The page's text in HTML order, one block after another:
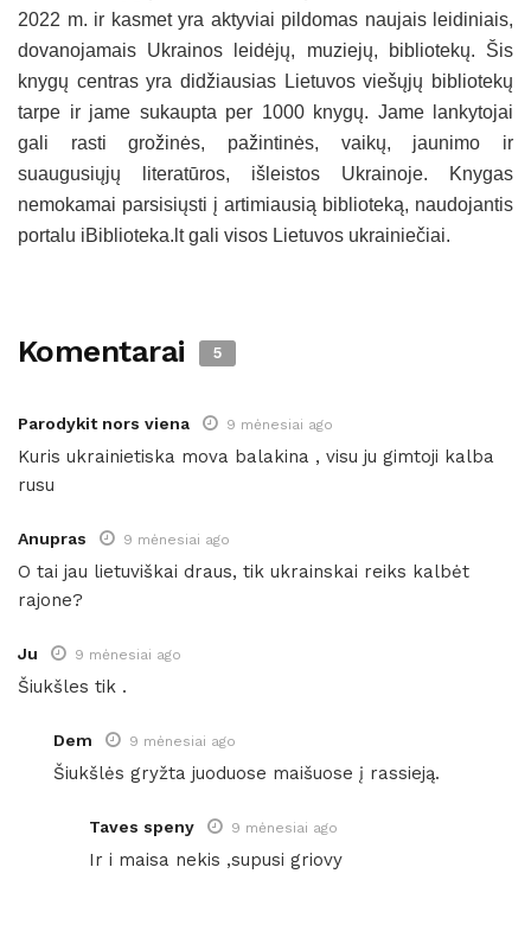
2022 m. ir kasmet yra aktyviai pildomas naujais leidiniais,
dovanojamais Ukrainos leidėjų, muziejų, bibliotekų. Šis
knygų centras yra didžiausias Lietuvos viešųjų bibliotekų
tarpe ir jame sukaupta per 1000 knygų. Jame lankytojai
gali rasti grožinės, pažintinės, vaikų, jaunimo ir
suaugusiųjų literatūros, išleistos Ukrainoje. Knygas
nemokamai parsisiųsti į artimiausią biblioteką, naudojantis
portalu iBiblioteka.lt gali visos Lietuvos ukrainiečiai.
Komentarai 5
Parodykit nors viena 9 mėnesiai ago
Kuris ukrainietiska mova balakina , visu ju gimtoji kalba
rusu
Anupras 9 mėnesiai ago
O tai jau lietuviškai draus, tik ukrainskai reiks kalbėt
rajone?
Ju 9 mėnesiai ago
Šiukšles tik .
Dem 9 mėnesiai ago
Šiukšlės gryžta juoduose maišuose į rassieją.
Taves speny 9 mėnesiai ago
Ir i maisa nekis ,supusi griovy